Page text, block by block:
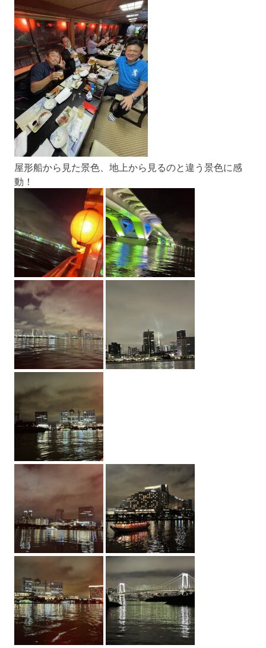
屋形船から見た景色、地上から見るのと違う景色に感
動！